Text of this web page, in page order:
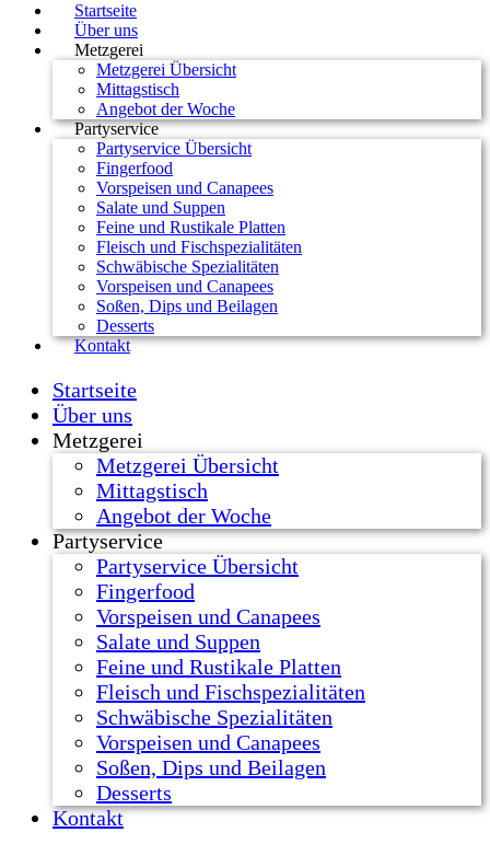
Startseite
Über uns
Metzgerei
Metzgerei Übersicht
Mittagstisch
Angebot der Woche
Partyservice
Partyservice Übersicht
Fingerfood
Vorspeisen und Canapees
Salate und Suppen
Feine und Rustikale Platten
Fleisch und Fischspezialitäten
Schwäbische Spezialitäten
Vorspeisen und Canapees
Soßen, Dips und Beilagen
Desserts
Kontakt
Startseite
Über uns
Metzgerei
Metzgerei Übersicht
Mittagstisch
Angebot der Woche
Partyservice
Partyservice Übersicht
Fingerfood
Vorspeisen und Canapees
Salate und Suppen
Feine und Rustikale Platten
Fleisch und Fischspezialitäten
Schwäbische Spezialitäten
Vorspeisen und Canapees
Soßen, Dips und Beilagen
Desserts
Kontakt